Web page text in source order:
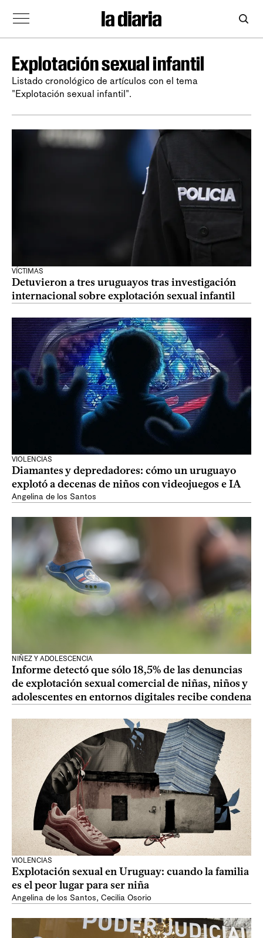
Explotación sexual infantil
Listado cronológico de artículos con el tema
"Explotación sexual infantil".
VÍCTIMAS
Detuvieron a tres uruguayos tras investigación
internacional sobre explotación sexual infantil
VIOLENCIAS
Diamantes y depredadores: cómo un uruguayo
explotó a decenas de niños con videojuegos e IA
Angelina de los Santos
NIÑEZ Y ADOLESCENCIA
Informe detectó que sólo 18,5% de las denuncias
de explotación sexual comercial de niñas, niños y
adolescentes en entornos digitales recibe condena
VIOLENCIAS
Explotación sexual en Uruguay: cuando la familia
es el peor lugar para ser niña
Angelina de los Santos, Cecilia Osorio